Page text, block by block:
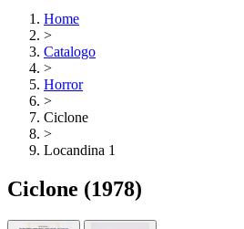
Home
>
Catalogo
>
Horror
>
Ciclone
>
Locandina 1
Ciclone (1978)